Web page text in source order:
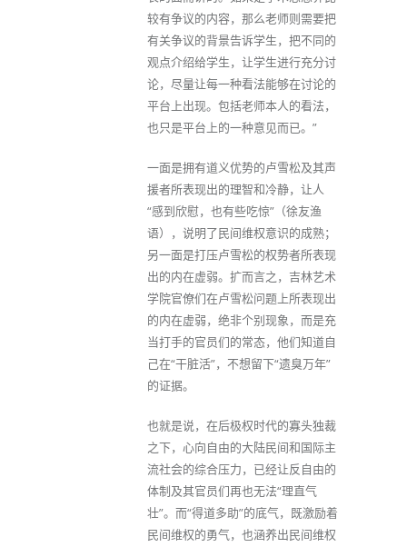
较有争议的内容，那么老师则需要把
有关争议的背景告诉学生，把不同的
观点介绍给学生，让学生进行充分讨
论，尽量让每一种看法能够在讨论的
平台上出现。包括老师本人的看法，
也只是平台上的一种意见而已。”
一面是拥有道义优势的卢雪松及其声
援者所表现出的理智和冷静，让人
“感到欣慰，也有些吃惊”（徐友渔
语），说明了民间维权意识的成熟；
另一面是打压卢雪松的权势者所表现
出的内在虚弱。扩而言之，吉林艺术
学院官僚们在卢雪松问题上所表现出
的内在虚弱，绝非个别现象，而是充
当打手的官员们的常态，他们知道自
己在“干脏活”，不想留下“遗臭万年”
的证据。
也就是说，在后极权时代的寡头独裁
之下，心向自由的大陆民间和国际主
流社会的综合压力，已经让反自由的
体制及其官员们再也无法“理直气
壮”。而“得道多助”的底气，既激励着
民间维权的勇气，也涵养出民间维权